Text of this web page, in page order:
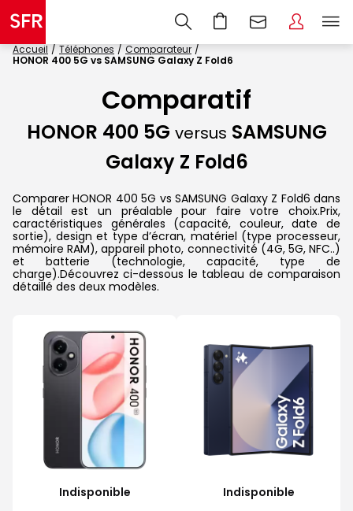
Accueil Téléphones
Comparateur
HONOR 400 5G vs SAMSUNG Galaxy Z Fold6
Comparatif
HONOR 400 5G versus SAMSUNG
Galaxy Z Fold6
Comparer HONOR 400 5G vs SAMSUNG Galaxy Z Fold6 dans
le détail est un préalable pour faire votre choix.Prix,
caractéristiques générales (capacité, couleur, date de
sortie), design et type d’écran, matériel (type processeur,
mémoire RAM), appareil photo, connectivité (4G, 5G, NFC..)
et batterie (technologie, capacité, type de
charge).Découvrez ci-dessous le tableau de comparaison
détaillé des deux modèles.
Indisponible
Indisponible